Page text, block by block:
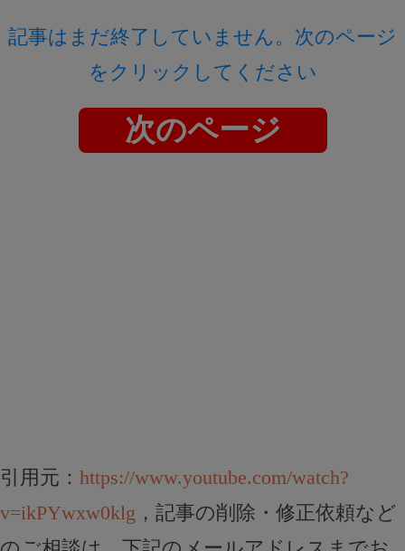
記事はまだ終了していません。次のページ
をクリックしてください
次のページ
引用元： https://www.youtube.com/watch?
v=ikPYwxw0klg ，記事の削除・修正依頼など